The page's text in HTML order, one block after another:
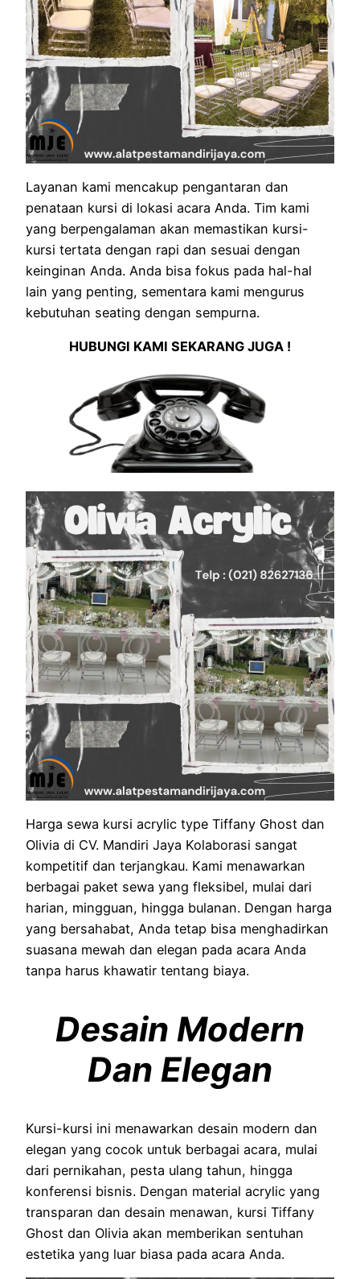
Layanan kami mencakup pengantaran dan
penataan kursi di lokasi acara Anda. Tim kami
yang berpengalaman akan memastikan kursi-
kursi tertata dengan rapi dan sesuai dengan
keinginan Anda. Anda bisa fokus pada hal-hal
lain yang penting, sementara kami mengurus
kebutuhan seating dengan sempurna.
HUBUNGI KAMI SEKARANG JUGA !
Harga sewa kursi acrylic type Tiffany Ghost dan
Olivia di CV. Mandiri Jaya Kolaborasi sangat
kompetitif dan terjangkau. Kami menawarkan
berbagai paket sewa yang fleksibel, mulai dari
harian, mingguan, hingga bulanan. Dengan harga
yang bersahabat, Anda tetap bisa menghadirkan
suasana mewah dan elegan pada acara Anda
tanpa harus khawatir tentang biaya.
Desain Modern
Dan Elegan
Kursi-kursi ini menawarkan desain modern dan
elegan yang cocok untuk berbagai acara, mulai
dari pernikahan, pesta ulang tahun, hingga
konferensi bisnis. Dengan material acrylic yang
transparan dan desain menawan, kursi Tiffany
Ghost dan Olivia akan memberikan sentuhan
estetika yang luar biasa pada acara Anda.